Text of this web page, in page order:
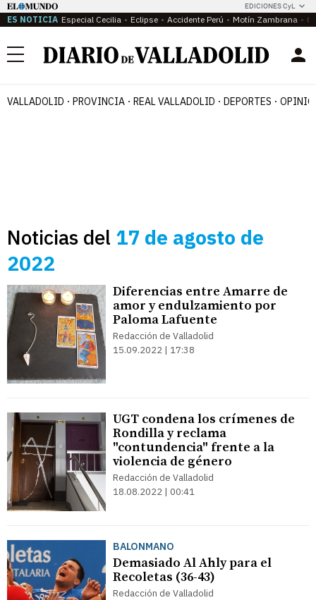
EDICIONES CyL
ES NOTICIA Especial Cecilia Eclipse Accidente Perú Motín Zambrana
Menú
VALLADOLID PROVINCIA REAL VALLADOLID DEPORTES
Noticias del 17 de agosto de
2022
Diferencias entre Amarre de
amor y endulzamiento por
Paloma Lafuente
Redacción de Valladolid
15.09.2022 | 17:38
UGT condena los crímenes de
Rondilla y reclama
"contundencia" frente a la
violencia de género
Redacción de Valladolid
18.08.2022 | 00:41
BALONMANO
Demasiado Al Ahly para el
Recoletas (36-43)
Redacción de Valladolid